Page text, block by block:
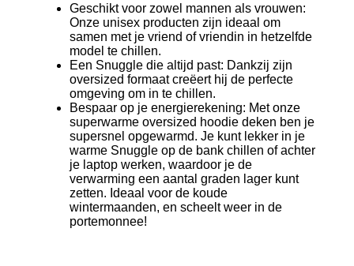
Geschikt voor zowel mannen als vrouwen:
Onze unisex producten zijn ideaal om
samen met je vriend of vriendin in hetzelfde
model te chillen.
Een Snuggle die altijd past: Dankzij zijn
oversized formaat creëert hij de perfecte
omgeving om in te chillen.
Bespaar op je energierekening: Met onze
superwarme oversized hoodie deken ben je
supersnel opgewarmd. Je kunt lekker in je
warme Snuggle op de bank chillen of achter
je laptop werken, waardoor je de
verwarming een aantal graden lager kunt
zetten. Ideaal voor de koude
wintermaanden, en scheelt weer in de
portemonnee!